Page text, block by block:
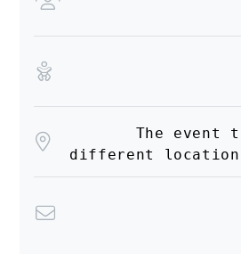
The event
different